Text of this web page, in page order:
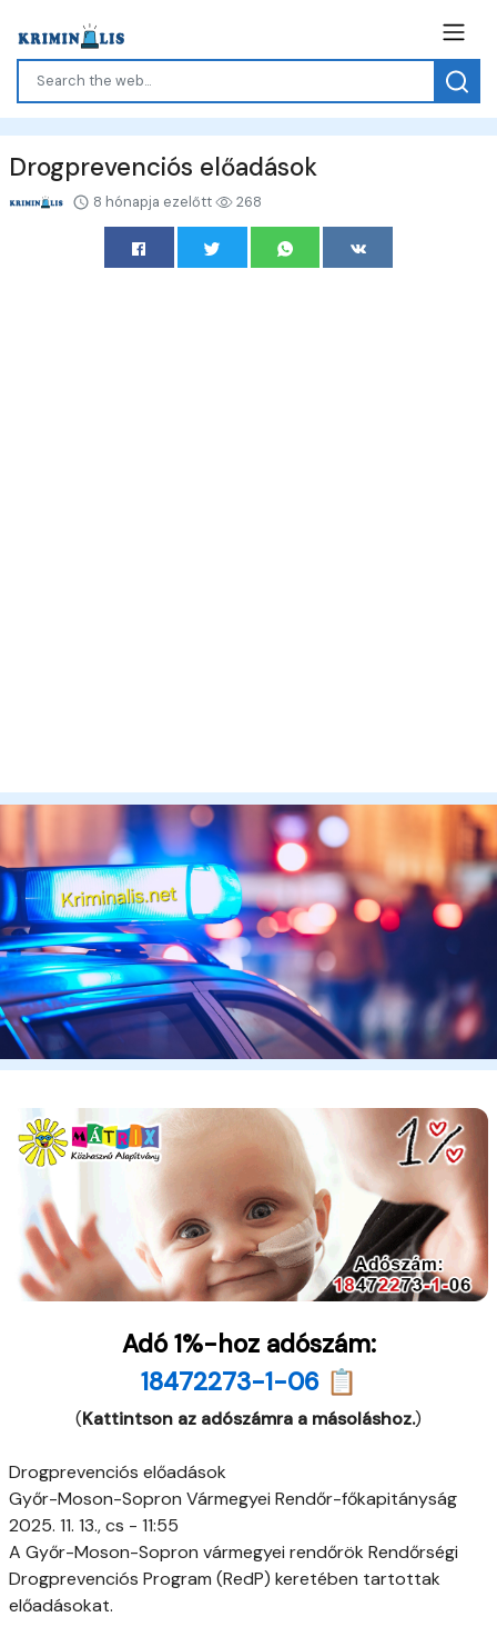
Drogprevenciós előadások
8 hónapja ezelőtt 268
Adó 1%-hoz adószám:
18472273-1-06 📋
(Kattintson az adószámra a másoláshoz.)
Drogprevenciós előadások
Győr-Moson-Sopron Vármegyei Rendőr-főkapitányság
2025. 11. 13., cs - 11:55
A Győr-Moson-Sopron vármegyei rendőrök Rendőrségi
Drogprevenciós Program (RedP) keretében tartottak
előadásokat.